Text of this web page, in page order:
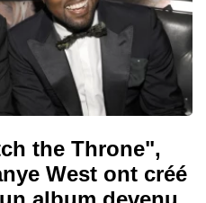
the Throne",
West ont créé